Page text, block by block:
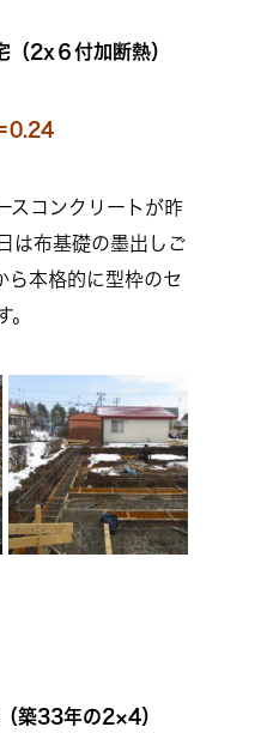
（2x６付加断熱）
0.24
スコンクリートが昨
は布基礎の墨出しご
ら本格的に型枠のセ
。
築33年の2×4）